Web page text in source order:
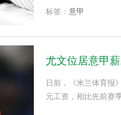
标签： 意甲
尤文位居意甲
日前，《米兰体育报
元工资，相比先前赛